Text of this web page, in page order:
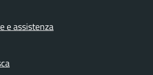
e assistenza